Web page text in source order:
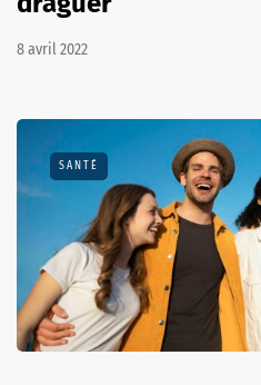
8 avril 2022
SANTÉ